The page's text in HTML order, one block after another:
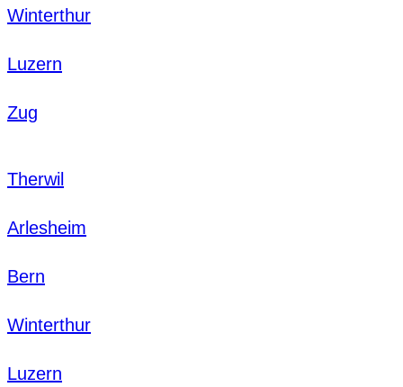
Winterthur
Luzern
Zug
Therwil
Arlesheim
Bern
Winterthur
Luzern